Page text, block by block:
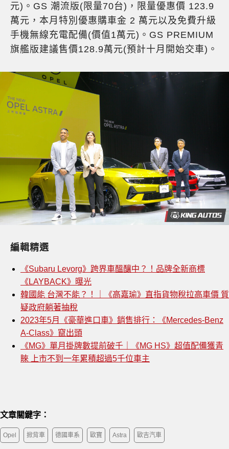
元)。GS 潮流版(限量70台)，限量優惠價 123.9
萬元，本月特別優惠購車金 2 萬元以及免費升級
手機無線充電配備(價值1萬元)。GS PREMIUM
旗艦版建議售價128.9萬元(預計十月開始交車)。
編輯精選
《Subaru Levorg》跨界車醞釀中？！品牌全新商標
《LAYBACK》曝光
韓國能 台灣不能？！｜《高嘉瑜》直指貨物稅拉高車價 質
疑政府躺著抽稅
2023年5月《豪華進口車》銷售排行：《Mercedes-Benz
A-Class》竄出頭
《MG》單月掛牌數提前破千｜《MG HS》超值配備獲青
睞 上市不到一年累積超過5千位車主
文章關鍵字：
Opel 掀背車 德國車系 歐寶 Astra 歐吉汽車